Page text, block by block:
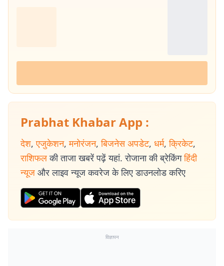
Prabhat Khabar App :
देश, एजुकेशन, मनोरंजन, बिजनेस अपडेट, धर्म, क्रिकेट,
राशिफल की ताजा खबरें पढ़ें यहां. रोजाना की ब्रेकिंग हिंदी
न्यूज और लाइव न्यूज कवरेज के लिए डाउनलोड करिए
विज्ञापन